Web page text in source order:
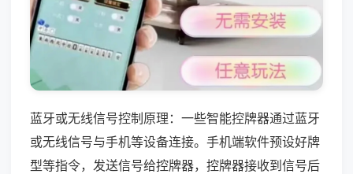
蓝牙或无线信号控制原理：一些智能控牌器通过蓝牙
或无线信号与手机等设备连接。手机端软件预设好牌
型等指令，发送信号给控牌器，控牌器接收到信号后